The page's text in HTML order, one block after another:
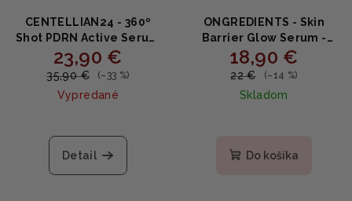
CENTELLIAN24 - 360º
Shot PDRN Active Serum
- Spevňujúce sérum s
PDRN a kolagénom 50ml
23,90 €
35,90 € (–33 %)
Vypredané
hodnotenie
produktu
Detail
ONGREDIENTS - Skin
Barrier Glow Serum -
Rozjasňujúce sérum na
obnovu kožnej bariéry s
glutatiónom 50ml
18,90 €
22 € (–14 %)
Skladom
Do košíka